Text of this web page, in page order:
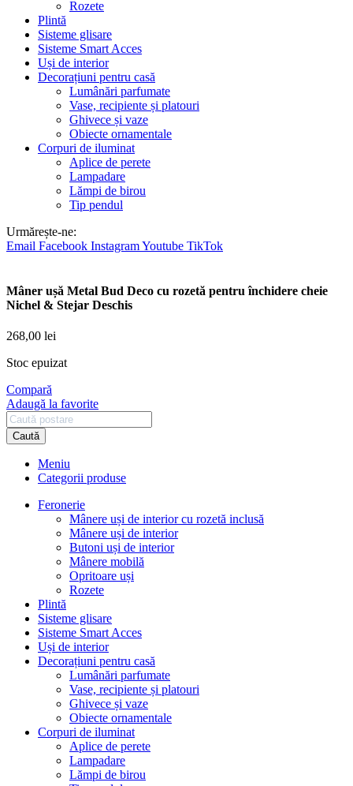
Rozete
Plintă
Sisteme glisare
Sisteme Smart Acces
Uși de interior
Decorațiuni pentru casă
Lumânări parfumate
Vase, recipiente și platouri
Ghivece și vaze
Obiecte ornamentale
Corpuri de iluminat
Aplice de perete
Lampadare
Lămpi de birou
Tip pendul
Urmărește-ne:
Email Facebook InstagramYoutube TikTok
Mâner ușă Metal Bud Deco cu rozetă pentru închidere cheie
Nichel & Stejar Deschis
268,00 lei
Stoc epuizat
Compară
Adaugă la favorite
Caută
Meniu
Categorii produse
Feronerie
Mânere uși de interior cu rozetă inclusă
Mânere uși de interior
Butoni uși de interior
Mânere mobilă
Opritoare uși
Rozete
Plintă
Sisteme glisare
Sisteme Smart Acces
Uși de interior
Decorațiuni pentru casă
Lumânări parfumate
Vase, recipiente și platouri
Ghivece și vaze
Obiecte ornamentale
Corpuri de iluminat
Aplice de perete
Lampadare
Lămpi de birou